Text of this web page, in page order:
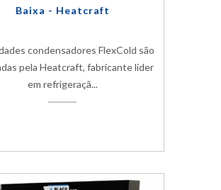
Baixa - Heatcraft
condensadores FlexCold são
pela Heatcraft, fabricante lider
em refrigeraçã...